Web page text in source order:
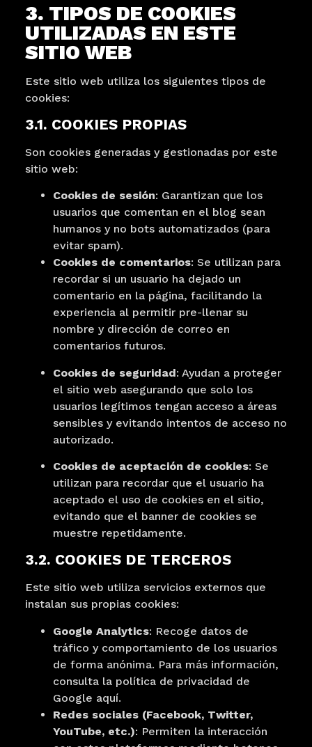
3. TIPOS DE COOKIES
UTILIZADAS EN ESTE
SITIO WEB
Este sitio web utiliza los siguientes tipos de
cookies:
3.1. COOKIES PROPIAS
Son cookies generadas y gestionadas por este
sitio web:
Cookies de sesión: Garantizan que los
usuarios que comentan en el blog sean
humanos y no bots automatizados (para
evitar spam).
Cookies de comentarios: Se utilizan para
recordar si un usuario ha dejado un
comentario en la página, facilitando la
experiencia al permitir pre-llenar su
nombre y dirección de correo en
comentarios futuros.
Cookies de seguridad: Ayudan a proteger
el sitio web asegurando que solo los
usuarios legítimos tengan acceso a áreas
sensibles y evitando intentos de acceso no
autorizado.
Cookies de aceptación de cookies: Se
utilizan para recordar que el usuario ha
aceptado el uso de cookies en el sitio,
evitando que el banner de cookies se
muestre repetidamente.
3.2. COOKIES DE TERCEROS
Este sitio web utiliza servicios externos que
instalan sus propias cookies:
Google Analytics: Recoge datos de
tráfico y comportamiento de los usuarios
de forma anónima. Para más información,
consulta la política de privacidad de
Google aquí.
Redes sociales (Facebook, Twitter,
YouTube, etc.): Permiten la interacción